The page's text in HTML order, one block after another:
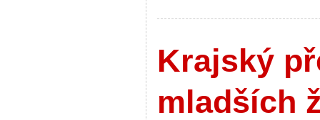
Krajský
mladších